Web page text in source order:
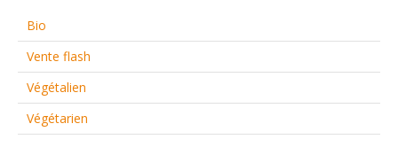
Bio
Vente flash
Végétalien
Végétarien